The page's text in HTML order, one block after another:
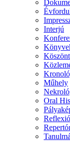
Interjú
Műhely
Oral
Reflexió